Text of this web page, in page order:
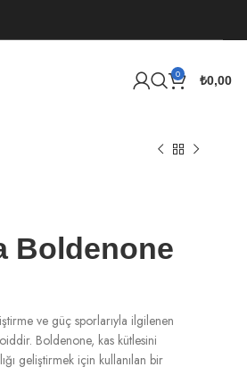
0 ₺0,00
Boldenone
ve güç sporlarıyla ilgilenen
Boldenone, kas kütlesini
geliştirmek için kullanılan bir